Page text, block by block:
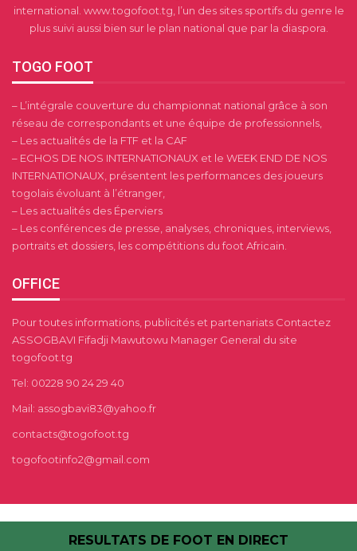
international. www.togofoot.tg, l’un des sites sportifs du genre le
plus suivi aussi bien sur le plan national que par la diaspora.
TOGO FOOT
– L’intégrale couverture du championnat national grâce à son
réseau de correspondants et une équipe de professionnels,
– Les actualités de la FTF et la CAF
– ECHOS DE NOS INTERNATIONAUX et le WEEK END DE NOS
INTERNATIONAUX, présentent les performances des joueurs
togolais évoluant à l’étranger,
– Les actualités des Éperviers
– Les conférences de presse, analyses, chroniques, interviews,
portraits et dossiers, les compétitions du foot Africain.
OFFICE
Pour toutes informations, publicités et partenariats Contactez
ASSOGBAVI Fifadji Mawutowu Manager General du site
togofoot.tg
Tel: 00228 90 24 29 40
Mail: assogbavi83@yahoo.fr
contacts@togofoot.tg
togofootinfo2@gmail.com
RESULTATS DE FOOT EN DIRECT